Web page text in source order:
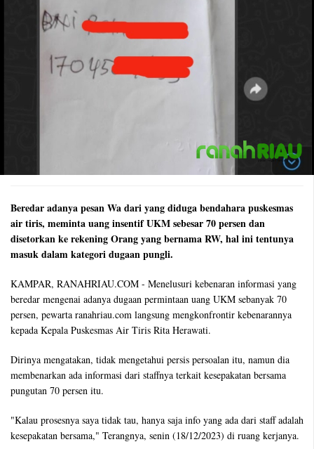
Beredar adanya pesan Wa dari yang diduga bendahara puskesmas
air tiris, meminta uang insentif UKM sebesar 70 persen dan
disetorkan ke rekening Orang yang bernama RW, hal ini tentunya
masuk dalam kategori dugaan pungli.
KAMPAR, RANAHRIAU.COM - Menelusuri kebenaran informasi yang
beredar mengenai adanya dugaan permintaan uang UKM sebanyak 70
persen, pewarta ranahriau.com langsung mengkonfrontir kebenarannya
kepada Kepala Puskesmas Air Tiris Rita Herawati.
Dirinya mengatakan, tidak mengetahui persis persoalan itu, namun dia
membenarkan ada informasi dari staffnya terkait kesepakatan bersama
pungutan 70 persen itu.
"Kalau prosesnya saya tidak tau, hanya saja info yang ada dari staff adalah
kesepakatan bersama," Terangnya, senin (18/12/2023) di ruang kerjanya.